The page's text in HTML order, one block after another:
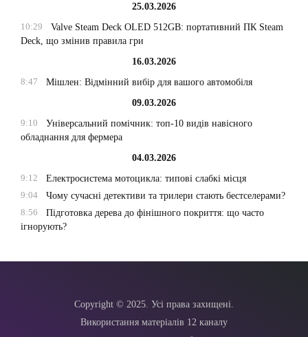
25.03.2026
10:29
Valve Steam Deck OLED 512GB: портативний ПК Steam
Deck, що змінив правила гри
16.03.2026
8:47
Мішлен: Відмінний вибір для вашого автомобіля
09.03.2026
9:10
Універсальний помічник: топ-10 видів навісного
обладнання для фермера
04.03.2026
9:12
Електросистема мотоцикла: типові слабкі місця
9:04
Чому сучасні детективи та трилери стають бестселерами?
8:56
Підготовка дерева до фінішного покриття: що часто
ігнорують?
Copyright © 2025. Усі права захищені.
Використання матеріалів 12 каналу